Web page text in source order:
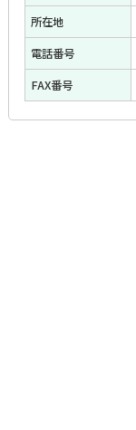
所在地
電話番号
FAX番号